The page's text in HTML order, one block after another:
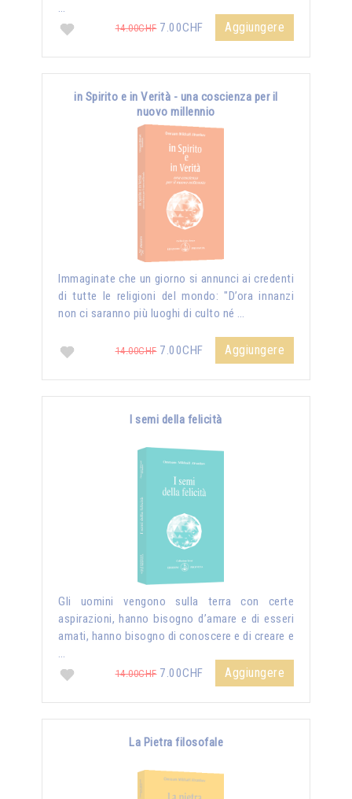
…
14.00CHF7.00CHF Aggiungere
in Spirito e in Verità - una coscienza per il
nuovo millennio
Immaginate che un giorno si annunci ai credenti
di tutte le religioni del mondo: "D’ora innanzi
non ci saranno più luoghi di culto né …
14.00CHF7.00CHF Aggiungere
I semi della felicità
Gli uomini vengono sulla terra con certe
aspirazioni, hanno bisogno d’amare e di esseri
amati, hanno bisogno di conoscere e di creare e
…
14.00CHF7.00CHF Aggiungere
La Pietra filosofale